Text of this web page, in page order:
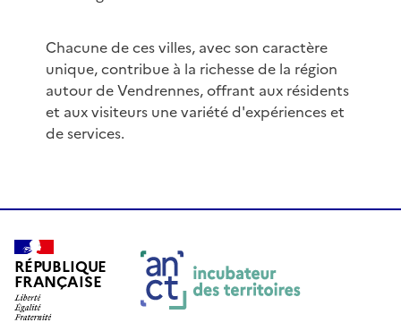
Chacune de ces villes, avec son caractère
unique, contribue à la richesse de la région
autour de Vendrennes, offrant aux résidents
et aux visiteurs une variété d'expériences et
de services.
RÉPUBLIQUE
FRANÇAISE